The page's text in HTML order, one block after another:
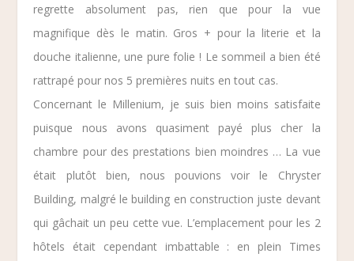
regrette absolument pas, rien que pour la vue
magnifique dès le matin. Gros + pour la literie et la
douche italienne, une pure folie ! Le sommeil a bien été
rattrapé pour nos 5 premières nuits en tout cas.
Concernant le Millenium, je suis bien moins satisfaite
puisque nous avons quasiment payé plus cher la
chambre pour des prestations bien moindres … La vue
était plutôt bien, nous pouvions voir le Chryster
Building, malgré le building en construction juste devant
qui gâchait un peu cette vue. L’emplacement pour les 2
hôtels était cependant imbattable : en plein Times